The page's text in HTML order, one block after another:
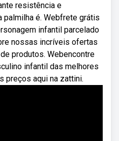
resistência e
palmilha é. Webfrete grátis
infantil parcelado
nossas incríveis ofertas
produtos. Webencontre
infantil das melhores
preços aqui na zattini.